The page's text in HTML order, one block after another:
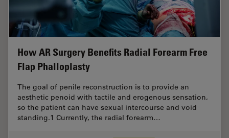
How AR Surgery Benefits Radial Forearm Free
Flap Phalloplasty
The goal of penile reconstruction is to provide an
aesthetic penoid with tactile and erogenous sensation,
so the patient can have sexual intercourse and void
standing.1 Currently, the radial forearm…